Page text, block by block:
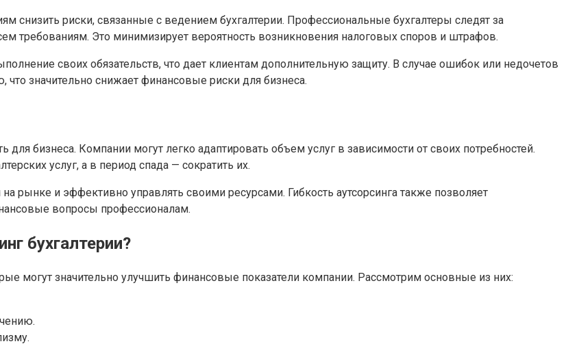
снизить риски, связанные с ведением бухгалтерии. Профессиональные бухгалтеры следят за
требованиям. Это минимизирует вероятность возникновения налоговых споров и штрафов.
своих обязательств, что дает клиентам дополнительную защиту. В случае ошибок или недочетов
значительно снижает финансовые риски для бизнеса.
для бизнеса. Компании могут легко адаптировать объем услуг в зависимости от своих потребностей.
услуг, а в период спада — сократить их.
рынке и эффективно управлять своими ресурсами. Гибкость аутсорсинга также позволяет
вопросы профессионалам.
бухгалтерии?
могут значительно улучшить финансовые показатели компании. Рассмотрим основные из них: